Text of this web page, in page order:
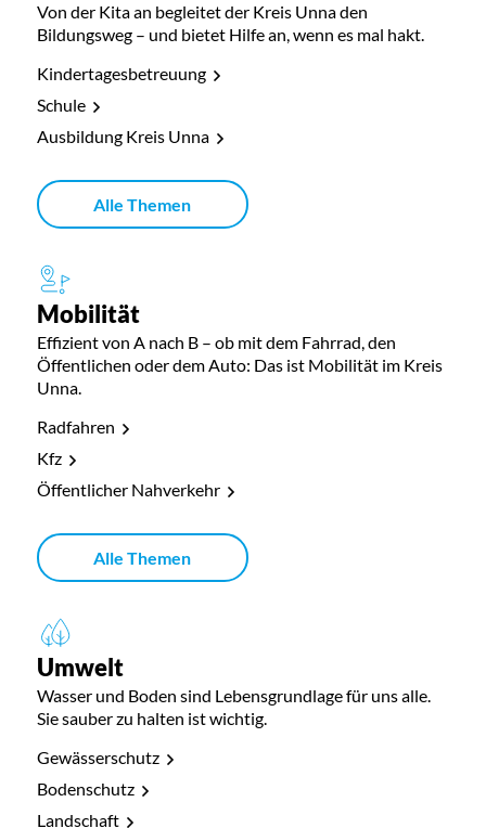
Von der Kita an begleitet der Kreis Unna den
Bildungsweg – und bietet Hilfe an, wenn es mal hakt.
Kindertagesbetreuung
Schule
Ausbildung Kreis Unna
Alle Themen
Mobilität
Effizient von A nach B – ob mit dem Fahrrad, den
Öffentlichen oder dem Auto: Das ist Mobilität im Kreis
Unna.
Radfahren
Kfz
Öffentlicher Nahverkehr
Alle Themen
Umwelt
Wasser und Boden sind Lebensgrundlage für uns alle.
Sie sauber zu halten ist wichtig.
Gewässerschutz
Bodenschutz
Landschaft